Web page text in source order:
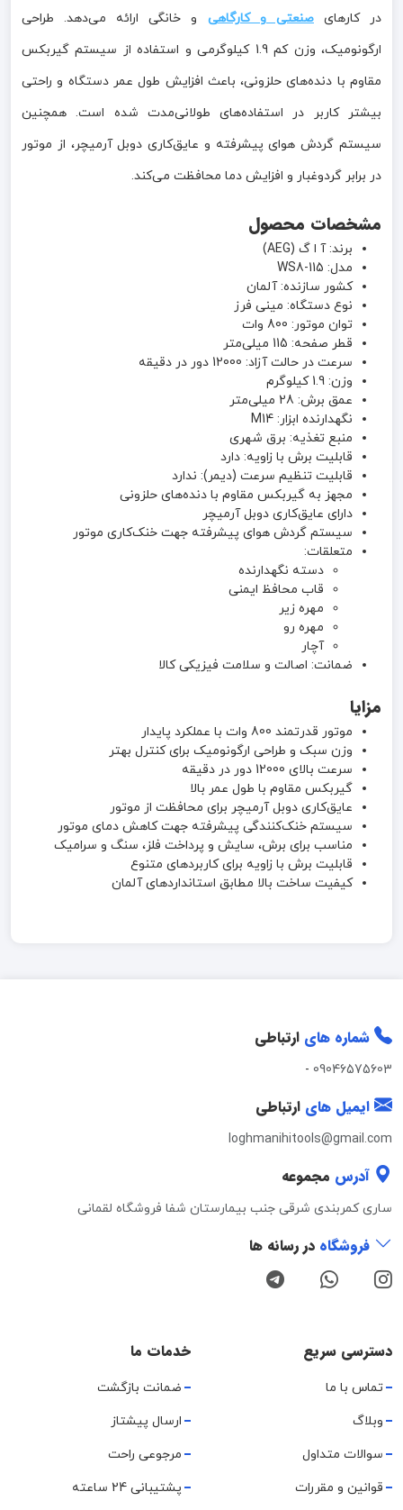
در کارهایصنعتی و کارگاهی و خانگی ارائه می‌دهد. طراحی
ارگونومیک، وزن کم 1.9 کیلوگرمی و استفاده از سیستم گیربکس
مقاوم با دنده‌های حلزونی، باعث افزایش طول عمر دستگاه و راحتی
بیشتر کاربر در استفاده‌های طولانی‌مدت شده است. همچنین
سیستم گردش هوای پیشرفته و عایق‌کاری دوبل آرمیچر، از موتور
در برابر گردوغبار و افزایش دما محافظت می‌کند.
مشخصات محصول
برند: آ ا گ (AEG)
مدل: WS8-115
کشور سازنده: آلمان
نوع دستگاه: مینی فرز
توان موتور: 800 وات
قطر صفحه: 115 میلی‌متر
سرعت در حالت آزاد: 12000 دور در دقیقه
وزن: 1.9 کیلوگرم
عمق برش: 28 میلی‌متر
نگهدارنده ابزار: M14
منبع تغذیه: برق شهری
قابلیت برش با زاویه: دارد
قابلیت تنظیم سرعت (دیمر): ندارد
مجهز به گیربکس مقاوم با دنده‌های حلزونی
دارای عایق‌کاری دوبل آرمیچر
سیستم گردش هوای پیشرفته جهت خنک‌کاری موتور
متعلقات:
دسته نگهدارنده
قاب محافظ ایمنی
مهره زیر
مهره رو
آچار
ضمانت: اصالت و سلامت فیزیکی کالا
مزایا
موتور قدرتمند 800 وات با عملکرد پایدار
وزن سبک و طراحی ارگونومیک برای کنترل بهتر
سرعت بالای 12000 دور در دقیقه
گیربکس مقاوم با طول عمر بالا
عایق‌کاری دوبل آرمیچر برای محافظت از موتور
سیستم خنک‌کنندگی پیشرفته جهت کاهش دمای موتور
مناسب برای برش، سایش و پرداخت فلز، سنگ و سرامیک
قابلیت برش با زاویه برای کاربردهای متنوع
کیفیت ساخت بالا مطابق استانداردهای آلمان
شماره های ارتباطی
09046575603
-
ایمیل های ارتباطی
loghmanihitools@gmail.com
آدرس مجموعه
ساری کمربندی شرقی جنب بیمارستان شفا فروشگاه لقمانی
فروشگاه در رسانه ها
دسترسی سریع
تماس با ما
وبلاگ
سوالات متداول
قوانین و مقررات
خدمات ما
ضمانت بازگشت
ارسال پیشتاز
مرجوعی راحت
پشتیبانی 24 ساعته